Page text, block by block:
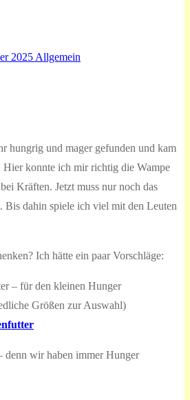
2025 Allgemein
hungrig und mager gefunden und kam
Hier konnte ich mir richtig die Wampe
Kräften. Jetzt muss nur noch das
Bis dahin spiele ich viel mit den Leuten
Ich hätte ein paar Vorschläge:
– für den kleinen Hunger
Größen zur Auswahl)
denn wir haben immer Hunger